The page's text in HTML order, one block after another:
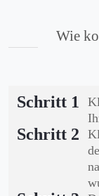
Wie
Schritt 1
Schritt 2